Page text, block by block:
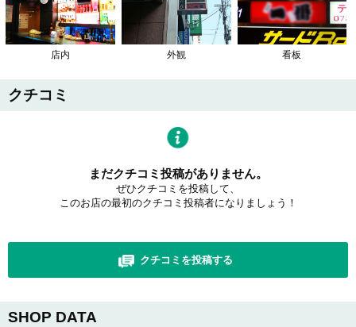
店内 外観 看板
クチコミ
まだクチコミ投稿がありません。
ぜひクチコミを投稿して、
このお店の最初のクチコミ投稿者になりましょう！
クチコミを投稿する
SHOP DATA